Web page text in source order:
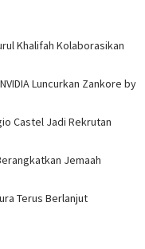
Khalifah Kolaborasikan
Luncurkan Zankore by
Castel Jadi Rekrutan
Jemaah
Terus Berlanjut